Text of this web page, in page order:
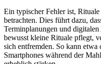
Ein typischer Fehler ist,
betrachten. Dies führt dazu,
Terminplanungen und
bewusst kleine Rituale pflegt,
sich entfremden. So kann etwa
Smartphones während der